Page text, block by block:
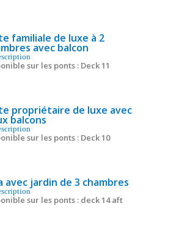
familiale de luxe à 2
avec balcon
sur les ponts : Deck 11
propriétaire de luxe avec
balcons
sur les ponts : Deck 10
avec jardin de 3 chambres
sur les ponts : deck 14 aft